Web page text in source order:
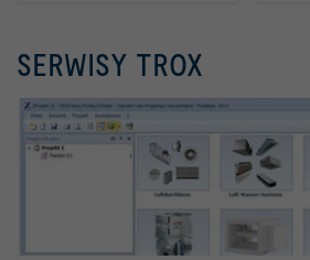
SERWISY TROX